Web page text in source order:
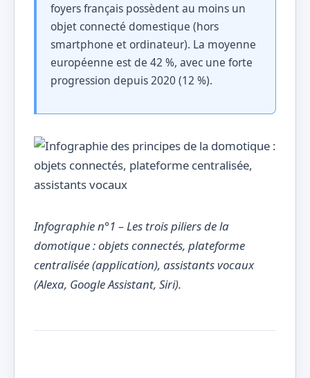
foyers français possèdent au moins un
objet connecté domestique (hors
smartphone et ordinateur). La moyenne
européenne est de 42 %, avec une forte
progression depuis 2020 (12 %).
Infographie n°1 – Les trois piliers de la
domotique : objets connectés, plateforme
centralisée (application), assistants vocaux
(Alexa, Google Assistant, Siri).